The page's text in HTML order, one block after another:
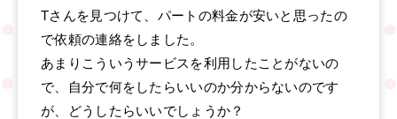
Tさんを見つけて、パートの料金が安いと思ったの
で依頼の連絡をしました。
あまりこういうサービスを利用したことがないの
で、自分で何をしたらいいのか分からないのです
が、どうしたらいいでしょうか？